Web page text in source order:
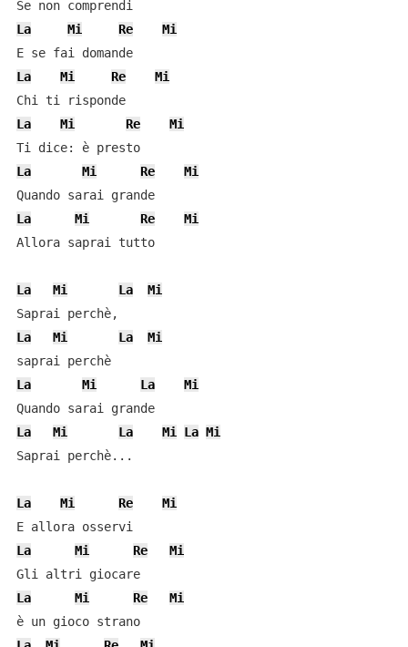
La
Mi Re
Mi
E se fai domande
La
Mi Re
Mi
Chi ti risponde
La
Mi Re
Mi
Ti dice: è presto
La
Mi Re
Mi
Quando sarai grande
La
Mi Re
Mi
Allora saprai tutto
La Mi La
Mi
La
Mi La
Mi
saprai perchè
La
Mi La
Mi
Quando sarai grande
La
Mi La Mi La Mi
Saprai perchè...
La Mi Re
Mi
La
Mi Re
Mi
Gli altri giocare
La
Mi Re
Mi
è un gioco strano